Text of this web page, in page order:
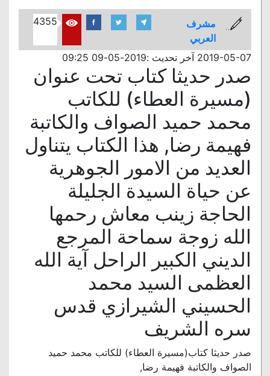
مشرف
العربي
4355
2019-05-07 آخر تحديث :2019-05-09 09:25
صدر حديثا كتاب تحت عنوان
(مسيرة العطاء) للكاتب
محمد حميد الصواف والكاتبة
فهيمة رضا, هذا الكتاب يتناول
العديد من الامور الجوهرية
عن حياة السيدة الجليلة
الحاجة زينب معاش رحمها
الله زوجة سماحة المرجع
الديني الكبير الراحل آية الله
العظمى السيد محمد
الحسيني الشيرازي قدس
سره الشريف
صدر حديثا كتاب(مسيرة العطاء) للكاتب محمد حميد
الصواف والكاتبة فهيمة رضا,